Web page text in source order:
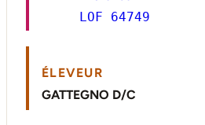
LOF 64749
ÉLEVEUR
GATTEGNO D/C